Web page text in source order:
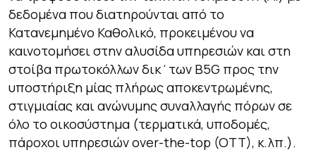
δεδομένα που διατηρούνται από το
Κατανεμημένο Καθολικό, προκειμένου να
καινοτομήσει στην αλυσίδα υπηρεσιών και στη
στοίβα πρωτοκόλλων δικ΄των B5G προς την
υποστήριξη μίας πλήρως αποκεντρωμένης,
στιγμιαίας και ανώνυμης συναλλαγής πόρων σε
όλο το οικοσύστημα (τερματικά, υποδομές,
πάροχοι υπηρεσιών over-the-top (OTT), κ.λπ.).